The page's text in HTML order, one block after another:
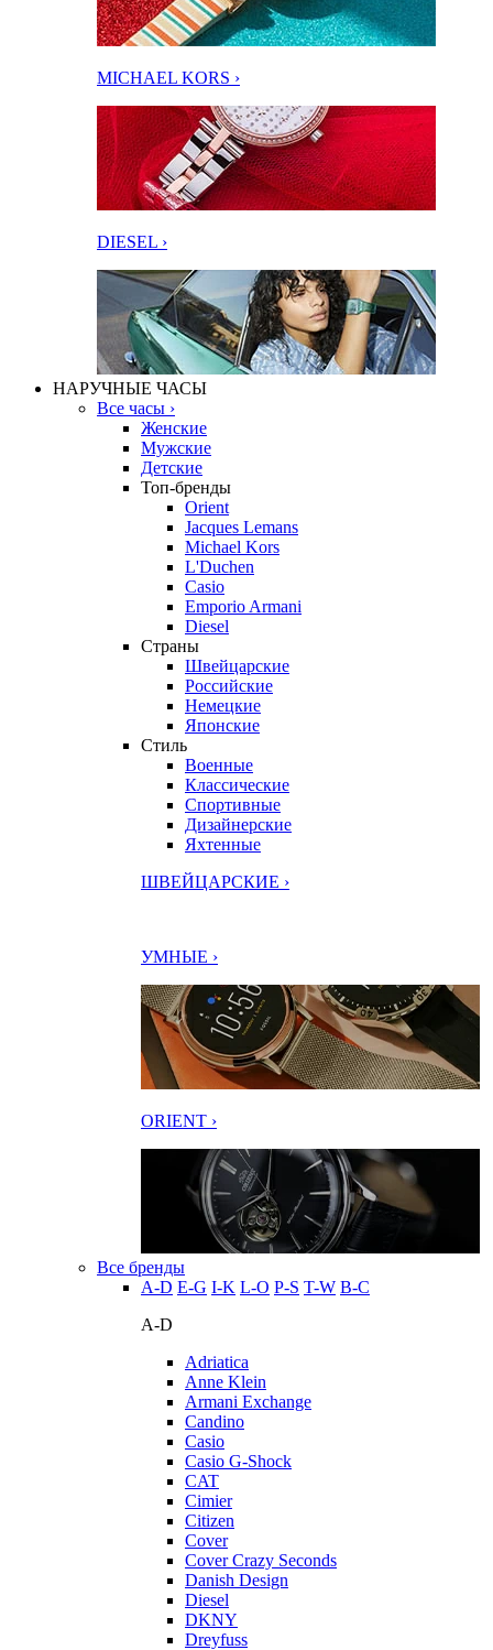
MICHAEL KORS ›
DIESEL ›
НАРУЧНЫЕ ЧАСЫ
Все часы ›
Женские
Мужские
Детские
Топ-бренды
Orient
Jacques Lemans
Michael Kors
L'Duchen
Casio
Emporio Armani
Diesel
Страны
Швейцарские
Российские
Немецкие
Японские
Стиль
Военные
Классические
Спортивные
Дизайнерские
Яхтенные
ШВЕЙЦАРСКИЕ ›
УМНЫЕ ›
ORIENT ›
Все бренды
A-D E-G I-K L-O P-S T-W В-С
A-D
Adriatica
Anne Klein
Armani Exchange
Candino
Casio
Casio G-Shock
CAT
Cimier
Citizen
Cover
Cover Crazy Seconds
Danish Design
Diesel
DKNY
Dreyfuss